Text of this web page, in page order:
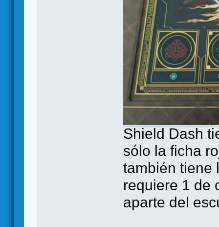
Shield Dash
sólo la ficha
también tiene
requiere 1 de
aparte del